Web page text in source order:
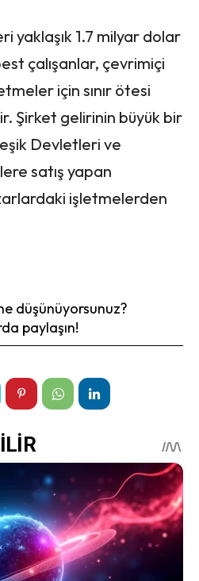
yaklaşık 1.7 milyar dolar
çalışanlar, çevrimiçi
için sınır ötesi
Şirket gelirinin büyük bir
Devletleri ve
satış yapan
işletmelerden
düşünüyorsunuz?
paylaşın!